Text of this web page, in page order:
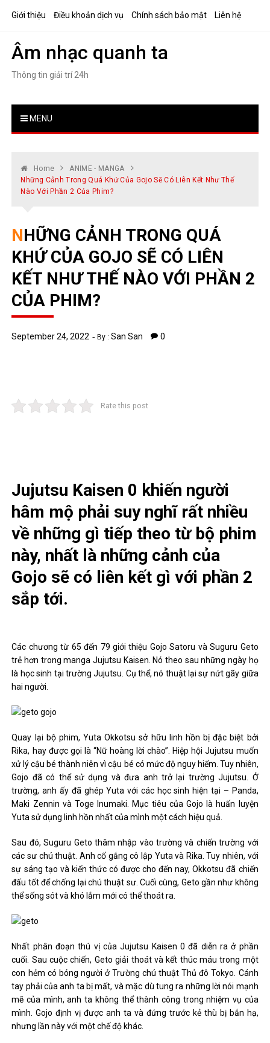
Giới thiệu Điều khoản dịch vụ Chính sách bảo mật Liên hệ
Âm nhạc quanh ta
Thông tin giải trí 24h
MENU
Home
ANIME - MANGA
Những Cảnh Trong Quá Khứ Của Gojo Sẽ Có Liên Kết Như Thế
Nào Với Phần 2 Của Phim?
NHỮNG CẢNH TRONG QUÁ
KHỨ CỦA GOJO SẼ CÓ LIÊN
KẾT NHƯ THẾ NÀO VỚI PHẦN 2
CỦA PHIM?
September 24, 2022 By :San San 0
Rate this post
Jujutsu Kaisen 0 khiến người
hâm mộ phải suy nghĩ rất nhiều
về những gì tiếp theo từ bộ phim
này, nhất là những cảnh của
Gojo sẽ có liên kết gì với phần 2
sắp tới.
Các chương từ 65 đến 79 giới thiệu Gojo Satoru và Suguru Geto
trẻ hơn trong manga Jujutsu Kaisen. Nó theo sau những ngày họ
là học sinh tại trường Jujutsu. Cụ thể, nó thuật lại sự nứt gãy giữa
hai người.
Quay lại bộ phim, Yuta Okkotsu sở hữu linh hồn bị đặc biệt bởi
Rika, hay được gọi là “Nữ hoàng lời chào”. Hiệp hội Jujutsu muốn
xử lý cậu bé thành niên vì cậu bé có mức độ nguy hiểm. Tuy nhiên,
Gojo đã có thể sử dụng và đưa anh trở lại trường Jujutsu. Ở
trường, anh ấy đã ghép Yuta với các học sinh hiện tại – Panda,
Maki Zennin và Toge Inumaki. Mục tiêu của Gojo là huấn luyện
Yuta sử dụng linh hồn nhất của mình một cách hiệu quả.
Sau đó, Suguru Geto thâm nhập vào trường và chiến trường với
các sư chú thuật. Anh cố gắng cô lập Yuta và Rika. Tuy nhiên, với
sự sáng tạo và kiến ​​thức có được cho đến nay, Okkotsu đã chiến
đấu tốt để chống lại chú thuật sư. Cuối cùng, Geto gần như không
thể sống sót và khó lắm mới có thể thoát ra.
Nhất phân đoạn thú vị của Jujutsu Kaisen 0 đã diễn ra ở phần
cuối. Sau cuộc chiến, Geto giải thoát và kết thúc máu trong một
con hẻm có bóng người ở Trường chú thuật Thủ đô Tokyo. Cánh
tay phải của anh ta bị mất, và mặc dù tung ra những lời nói mạnh
mẽ của mình, anh ta không thể thành công trong nhiệm vụ của
mình. Gojo định vị được anh ta và đứng trước kẻ thù bị bắn hạ,
nhưng lần này với một chế độ khác.